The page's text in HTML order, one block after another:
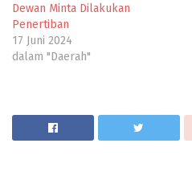
Dewan Minta Dilakukan
Penertiban
17 Juni 2024
dalam "Daerah"